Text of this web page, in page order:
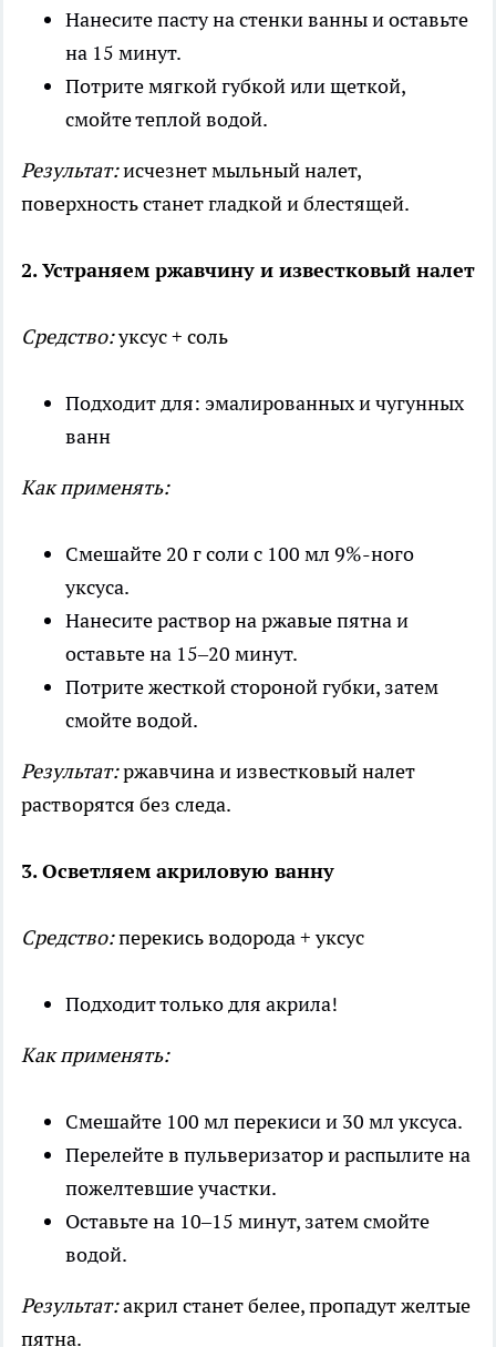
Нанесите пасту на стенки ванны и оставьте
на 15 минут.
Потрите мягкой губкой или щеткой,
смойте теплой водой.
Результат:исчезнет мыльный налет,
поверхность станет гладкой и блестящей.
2. Устраняем ржавчину и известковый налет
Средство:уксус + соль
Подходит для: эмалированных и чугунных
ванн
Как применять:
Смешайте 20 г соли с 100 мл 9%-ного
уксуса.
Нанесите раствор на ржавые пятна и
оставьте на 15–20 минут.
Потрите жесткой стороной губки, затем
смойте водой.
Результат:ржавчина и известковый налет
растворятся без следа.
3. Осветляем акриловую ванну
Средство:перекись водорода + уксус
Подходит только для акрила!
Как применять:
Смешайте 100 мл перекиси и 30 мл уксуса.
Перелейте в пульверизатор и распылите на
пожелтевшие участки.
Оставьте на 10–15 минут, затем смойте
водой.
Результат:акрил станет белее, пропадут желтые
пятна.